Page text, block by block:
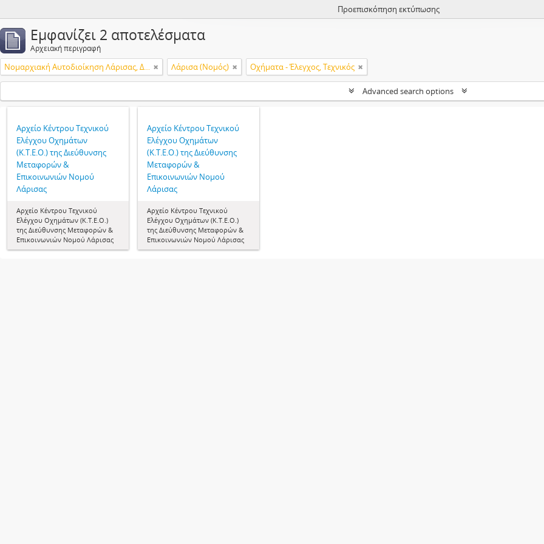
Προεπισκόπηση εκτύπωσης
Εμφανίζει 2 αποτελέσματα
Αρχειακή περιγραφή
Νομαρχιακή Αυτοδιοίκηση Λάρισας, Διεύθυνση Μεταφορών & Επικοινωνιών, Κέντρο Τεχνικού Ελέγχου Οχημάτων (Κ.Τ.Ε.Ο.) Λάρισα (Νομός) Οχήματα - Έλεγχος, Τεχνικός
Advanced search options
Αρχείο Κέντρου Τεχνικού
Ελέγχου Οχημάτων
(Κ.Τ.Ε.Ο.) της Διεύθυνσης
Μεταφορών &
Επικοινωνιών Νομού
Λάρισας
Αρχείο Κέντρου Τεχνικού
Ελέγχου Οχημάτων (Κ.Τ.Ε.Ο.)
της Διεύθυνσης Μεταφορών &
Επικοινωνιών Νομού Λάρισας
Αρχείο Κέντρου Τεχνικού
Ελέγχου Οχημάτων
(Κ.Τ.Ε.Ο.) της Διεύθυνσης
Μεταφορών &
Επικοινωνιών Νομού
Λάρισας
Αρχείο Κέντρου Τεχνικού
Ελέγχου Οχημάτων (Κ.Τ.Ε.Ο.)
της Διεύθυνσης Μεταφορών &
Επικοινωνιών Νομού Λάρισας